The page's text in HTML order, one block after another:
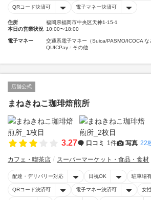
QRコード決済可 電子マネー決済可
住所
福岡県福岡市中央区天神1-15-1
本日の営業状況 10:00〜18:00
電子マネー 交通系電子マネー（Suica/PASMO/ICOCA な
QUICPay
その他
店舗公式
まねきねこ珈琲焙煎所
3.27 口コミ 1件 写真 22
カフェ・喫茶店 スーパーマーケット・食品・食材
配達・デリバリー対応 日祝OK 駐車場
QRコード決済可 電子マネー決済可 女